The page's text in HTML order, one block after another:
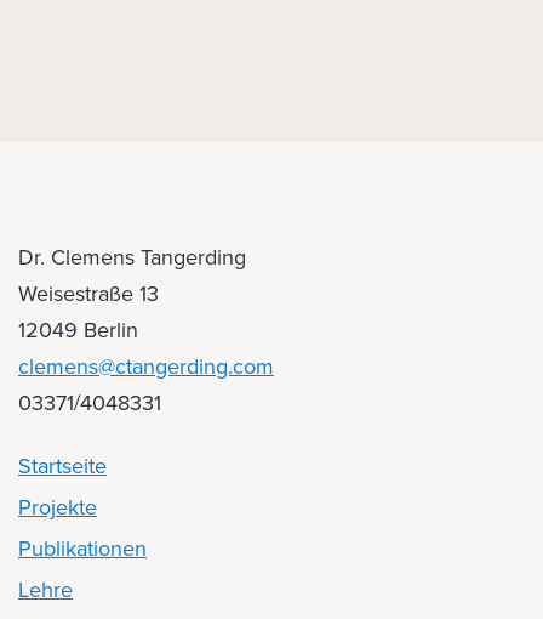
Dr. Clemens Tangerding
Weisestraße 13
12049 Berlin
clemens@ctangerding.com
03371/4048331
Startseite
Projekte
Publikationen
Lehre